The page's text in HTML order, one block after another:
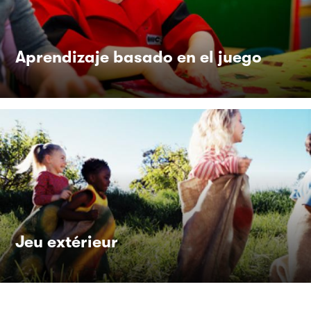
Aprendizaje basado en el juego
Jeu extérieur